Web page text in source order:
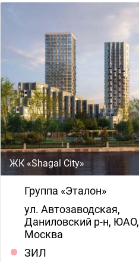
ЖК «Shagal City»
Группа «Эталон»
ул. Автозаводская,
Даниловский р-н, ЮАО,
Москва
ЗИЛ